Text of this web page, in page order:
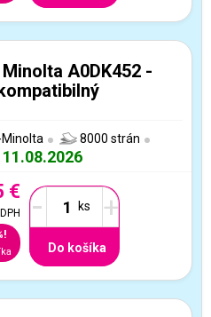
A0DK452 -
Minolta 8000 strán
€ - +
Do košíka